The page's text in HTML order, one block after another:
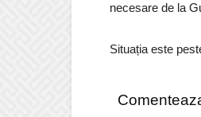
necesare de la
Situația este